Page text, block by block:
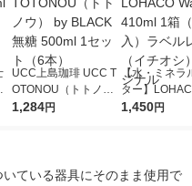
UCC上島珈琲 UCC T
OTONOU（トトノ
ウ） by BLACK無糖 5
1,284円
【水・ミネラ
ター】
r 410ml 1箱（
1,450円
いている器具にそのまま使用で